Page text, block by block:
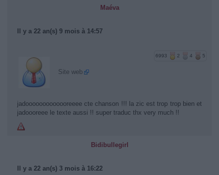
Maéva
Il y a 22 an(s) 9 mois à 14:57
6993 2 4 5
Site web
jadooooooooooooreeee cte chanson !!! la zic est trop trop bien et
jadoooreee le texte aussi !! super traduc thx very much !!
Bidibullegirl
Il y a 22 an(s) 3 mois à 16:22